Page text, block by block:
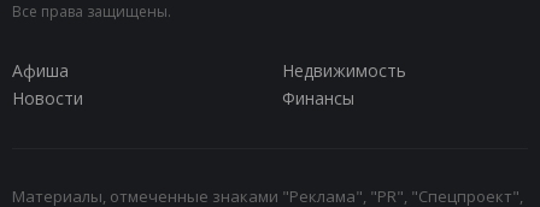
Все права защищены.
Афиша
Недвижимость
Новости
Финансы
Материалы, отмеченные знаками "Реклама", "PR", "Спецпроект",